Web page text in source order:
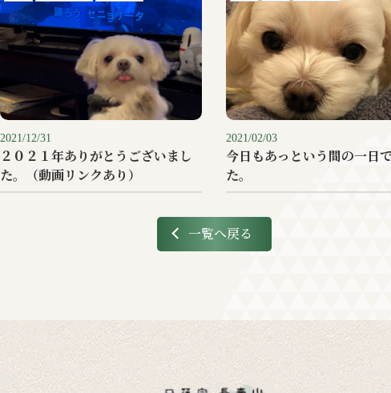
2021/12/31
２０２１年ありがとうございまし
た。（動画リンクあり）
2021/02/03
今日もあっという間の一日
た。
一覧へ戻る